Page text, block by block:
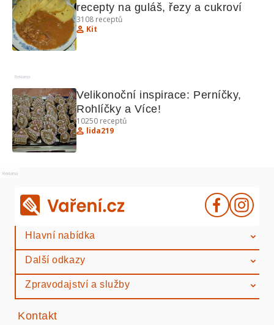
recepty na guláš, řezy a cukroví
3108 receptů
Kit
Reklama
Velikonoční inspirace: Perníčky,
Rohlíčky a Více!
10250 receptů
lida219
Reklama
Hlavní nabídka
Další odkazy
Zpravodajství a služby
Kontakt